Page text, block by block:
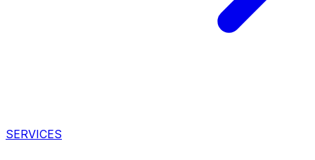
SERVICES